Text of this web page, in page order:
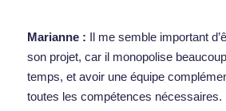
Marianne : Il me semble important
son projet, car il monopolise
temps, et avoir une équipe
toutes les compétences nécessaires.